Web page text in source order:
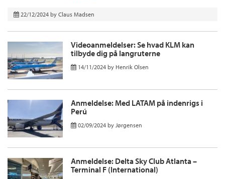
22/12/2024 by Claus Madsen
Videoanmeldelser: Se hvad KLM kan
tilbyde dig på langruterne
14/11/2024 by Henrik Olsen
Anmeldelse: Med LATAM på indenrigs i
Perú
02/09/2024 by Jørgensen
Anmeldelse: Delta Sky Club Atlanta –
Terminal F (International)